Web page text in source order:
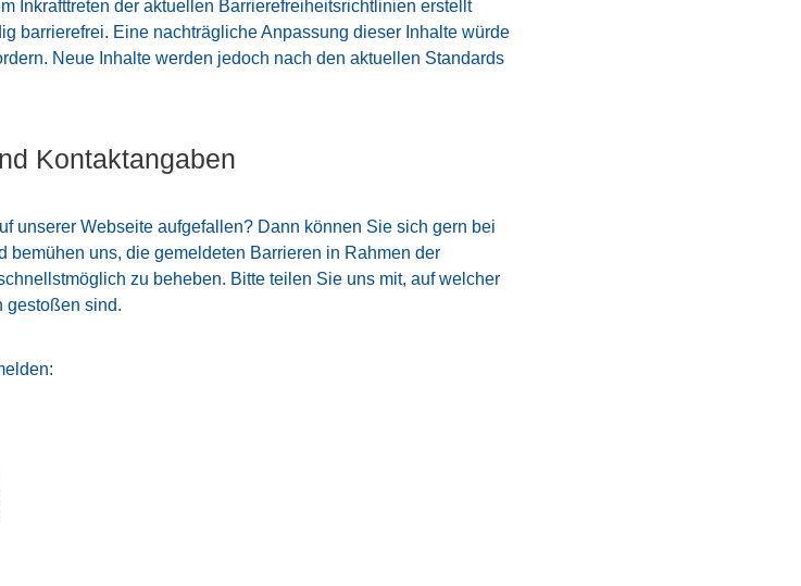
Inkrafttreten der aktuellen Barrierefreiheitsrichtlinien erstellt
barrierefrei. Eine nachträgliche Anpassung dieser Inhalte würde
Neue Inhalte werden jedoch nach den aktuellen Standards
Kontaktangaben
unserer Webseite aufgefallen? Dann können Sie sich gern bei
bemühen uns, die gemeldeten Barrieren in Rahmen der
zu beheben. Bitte teilen Sie uns mit, auf welcher
gestoßen sind.